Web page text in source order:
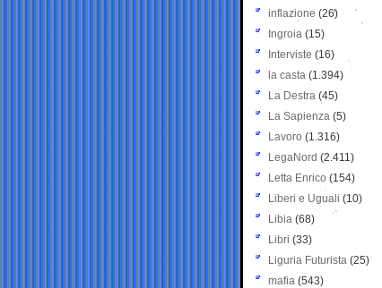
inflazione (26)
Ingroia (15)
Interviste (16)
la casta (1.394)
La Destra (45)
La Sapienza (5)
Lavoro (1.316)
LegaNord (2.411)
Letta Enrico (154)
Liberi e Uguali (10)
Libia (68)
Libri (33)
Liguria Futurista (25)
mafia (543)